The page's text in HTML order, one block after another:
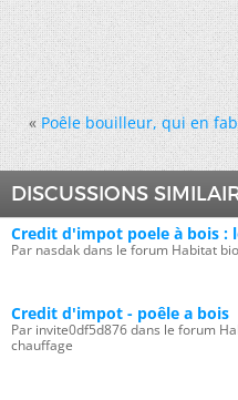
« Poêle bouilleur, qui en
DISCUSSIONS
Credit d'impot poele à bois :
Par nasdak dans le forum Habitat
Credit d'impot - poêle a bois
Par invite0df5d876 dans le forum
chauffage